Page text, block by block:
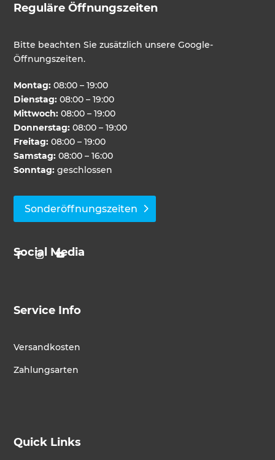
Reguläre Öffnungszeiten
Bitte beachten Sie zusätzlich unsere Google-
Öffnungszeiten.
Montag: 08:00 – 19:00
Dienstag: 08:00 – 19:00
Mittwoch: 08:00 – 19:00
Donnerstag: 08:00 – 19:00
Freitag: 08:00 – 19:00
Samstag: 08:00 – 16:00
Sonntag: geschlossen
Sonderöffnungszeiten
Social Media
Service Info
Versandkosten
Zahlungsarten
Quick Links